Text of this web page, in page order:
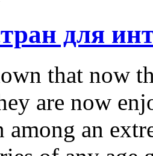
для
that now
are now
among an